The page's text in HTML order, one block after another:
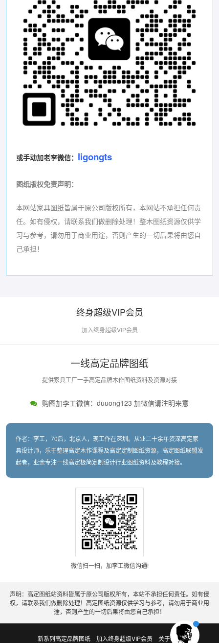
或手动加老李微信： ligongts
图纸版权免责声明：
本网站家具图纸皆属于原公司版权所有，本网站不承担任何责
任。如有侵权，请联系我们做删除处理！ 整木图纸资源仅供学
习与参考，请勿用于商业用途，否则产生的一切后果将由您自
己承担！
终身超级VIP会员
加入终身超级VIP会员
一线高定品牌图纸
提供家具工厂一手高定品牌木作图纸资料及资源对接
购图加李工微信：duuong123 加微信请注明来意
作者：李工，70后，北京人，现工作在深圳。从业二十余年资深高定家
具设计师，乐于整理高定木作课程及高定定制图纸资源，高定图纸联盟发
起者，业余专注一线高定极简定制设计行业图纸资料及教程对接。
微信扫一扫，加李工微信沟通!
声明：高定图纸站资料皆属于原公司版权所有，本站不承担任何责任。如有侵
权，请联系我们做删除处理！高定图纸资源仅供学习与参考，请勿用于商业用
途，否则产生的一切后果将由您自己承担！
新系列高定品牌图纸 加入终身超级VIP会员 关于老李